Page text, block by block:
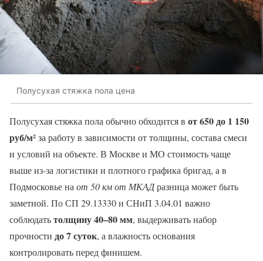
Полусухая стяжка пола цена
Полусухая стяжка пола обычно обходится в от 650 до 1 150
руб/м²за работу в зависимости от толщины, состава смеси
и условий на объекте. В Москве и МО стоимость чаще
выше из‑за логистики и плотного графика бригад, а в
Подмосковье на от 50 км от МКАДразница может быть
заметной. По СП 29.13330 и СНиП 3.04.01 важно
соблюдатьтолщину 40–80 мм, выдерживать набор
прочности до 7 суток, а влажность основания
контролировать перед финишем.